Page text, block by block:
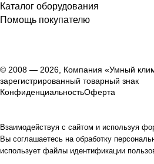
Каталог оборудования
Помощь покупателю
© 2008 — 2026, Компания «Умный
зарегистрированный товарный знак
КонфиденциальностьОферта
Взаимодействуя с сайтом и используя
Вы соглашаетесь на обработку
использует файлы идентификации